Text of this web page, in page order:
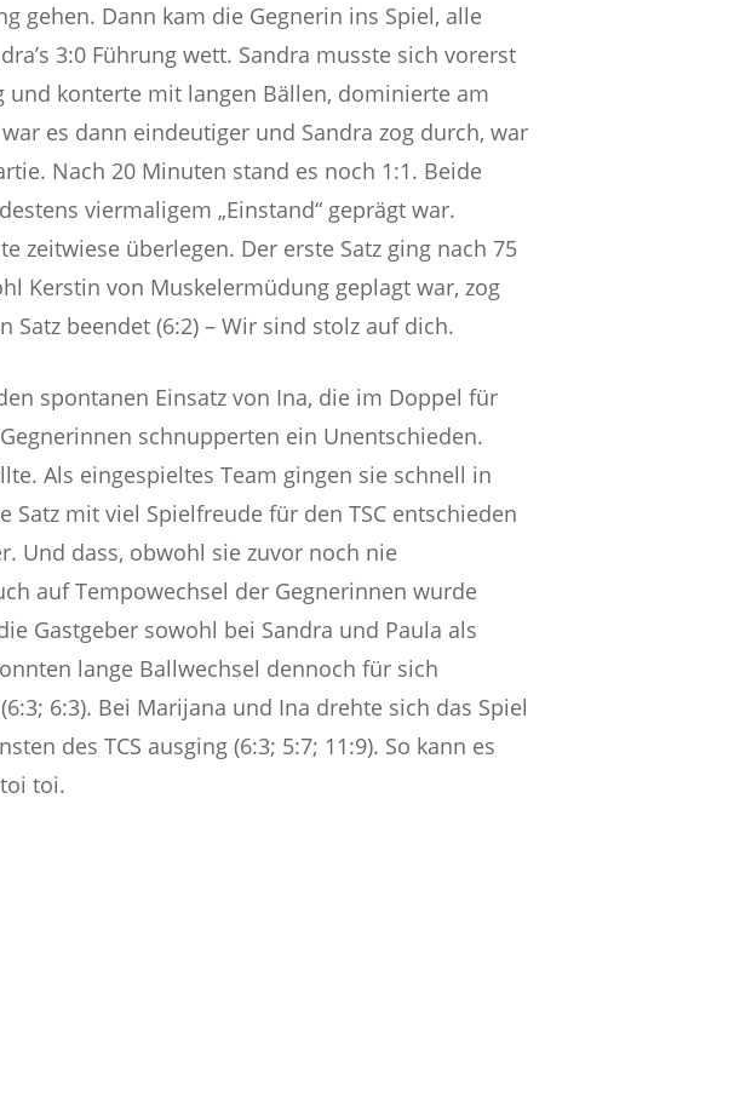
gehen. Dann kam die Gegnerin ins Spiel, alle
3:0 Führung wett. Sandra musste sich vorerst
und konterte mit langen Bällen, dominierte am
es dann eindeutiger und Sandra zog durch, war
Nach 20 Minuten stand es noch 1:1. Beide
viermaligem „Einstand“ geprägt war.
zeitwiese überlegen. Der erste Satz ging nach 75
Kerstin von Muskelermüdung geplagt war, zog
beendet (6:2) – Wir sind stolz auf dich.
spontanen Einsatz von Ina, die im Doppel für
schnupperten ein Unentschieden.
Als eingespieltes Team gingen sie schnell in
mit viel Spielfreude für den TSC entschieden
Und dass, obwohl sie zuvor noch nie
auf Tempowechsel der Gegnerinnen wurde
Gastgeber sowohl bei Sandra und Paula als
lange Ballwechsel dennoch für sich
6:3). Bei Marijana und Ina drehte sich das Spiel
des TCS ausging (6:3; 5:7; 11:9). So kann es
toi.